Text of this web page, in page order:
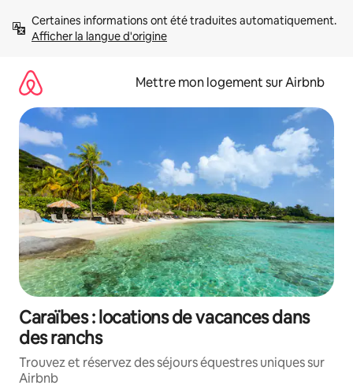
directement
Afficher la langue d'origine
Mettre mon logement sur Airbnb
Caraïbes : locations de vacances dans
des ranchs
Trouvez et réservez des séjours équestres uniques sur
Airbnb